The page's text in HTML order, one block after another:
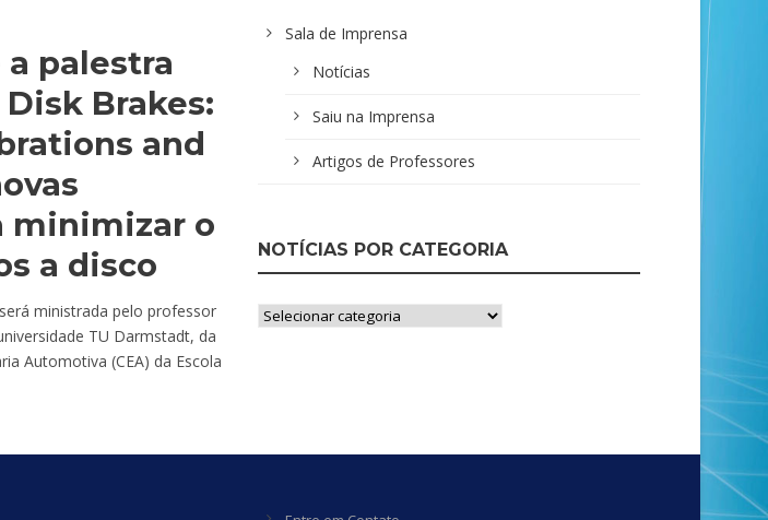
a palestra
Brakes:
and
minimizar o
a disco
ministrada pelo professor
TU Darmstadt, da
Automotiva (CEA) da Escola
Sala de Imprensa
Notícias
Saiu na Imprensa
Artigos de Professores
NOTÍCIAS POR CATEGORIA
Notícias